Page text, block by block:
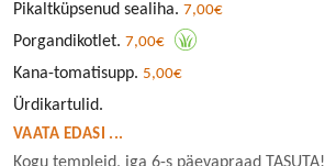
Pikaltküpsenud sealiha. 7,00€
Porgandikotlet. 7,00€
Kana-tomatisupp. 5,00€
Ürdikartulid.
VAATA EDASI ...